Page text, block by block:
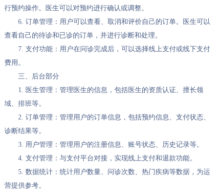
行预约操作。医生可以对预约进行确认或调整。
6. 订单管理：用户可以查看、取消和评价自己的订单。医生可以
查看自己的待诊和已诊的订单，并进行诊断和处理。
7. 支付功能：用户在问诊完成后，可以选择线上支付或线下支付
费用。
三、后台部分
1. 医生管理：管理医生的信息，包括医生的资质认证、擅长领
域、排班等。
2. 订单管理：管理用户的订单信息，包括预约信息、支付状态、
诊断结果等。
3. 用户管理：管理用户的注册信息、账号状态、历史记录等。
4. 支付管理：与支付平台对接，实现线上支付和退款功能。
5. 数据统计：统计用户数量、问诊次数、热门疾病等数据，为运
营提供参考。